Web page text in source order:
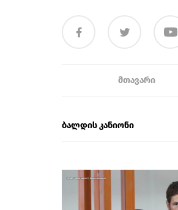
ᲛᲗᲐᲕᲐᲠᲘ
ბალდის კანიონი